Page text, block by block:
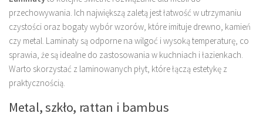
przechowywania. Ich największą zaletą jest łatwość w utrzymaniu
czystości oraz bogaty wybór wzorów, które imituje drewno, kamień
czy metal. Laminaty są odporne na wilgoć i wysoką temperaturę, co
sprawia, że są idealne do zastosowania w kuchniach i łazienkach.
Warto skorzystać z laminowanych płyt, które łączą estetykę z
praktycznością.
Metal, szkło, rattan i bambus